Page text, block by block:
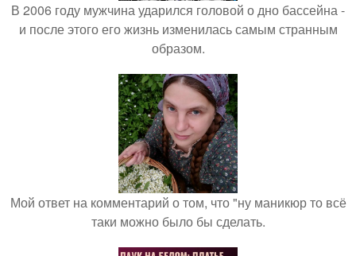
В 2006 году мужчина ударился головой о дно бассейна -
и после этого его жизнь изменилась самым странным
образом.
Мой ответ на комментарий о том, что "ну маникюр то всё
таки можно было бы сделать.